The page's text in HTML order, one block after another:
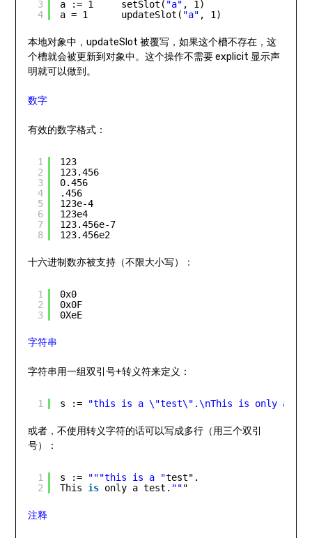
3
4
a := 1     setSlot( "a" , 1)
a = 1      updateSlot( "a" , 1)
本地对象中，updateSlot 被覆写，如果这个槽不存在，这
个槽就会被更新到对象中。这个操作不需要 explicit 显示声
明就可以做到。
数字
有效的数字格式：
1
2
3
4
5
6
7
8
123
123.456
0.456
.456
123e-4
123e4
123.456e-7
123.456e2
十六进制数亦被支持（不限大小写）：
1
2
3
0x0
0x0F
0XeE
字符串
字符串用一组双引号+转义符来定义：
1 s := "this is a \"test\".\nThis is only a
或者，不使用转义字符的话可以写成多行（用三个双引
号）：
1
2
s := """this is a "test".
This is only a test. """
注释